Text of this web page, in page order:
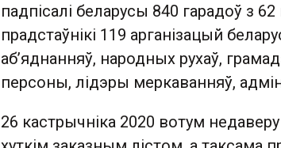
падпісалі беларусы 840 гарадоў з 62
прадстаўнікi 119 арганізацый
аб’яднанняў, народных рухаў,
персоны, лідэры меркаванняў,
26 кастрычніка 2020 вотум